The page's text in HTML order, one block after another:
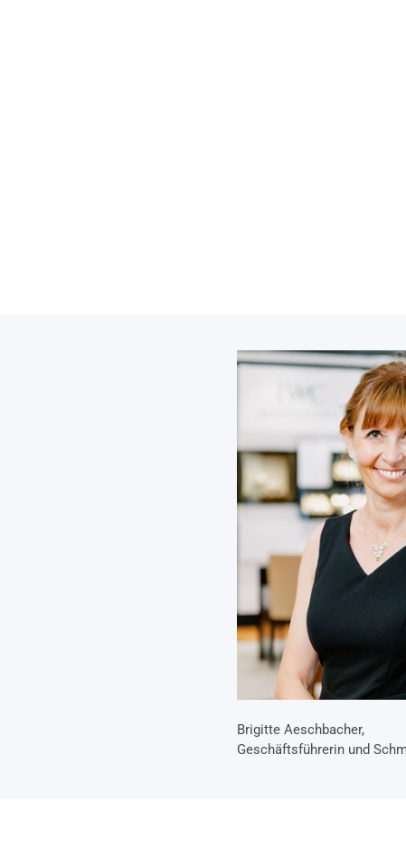
Brigitte Aeschbacher,
Geschäftsführerin und